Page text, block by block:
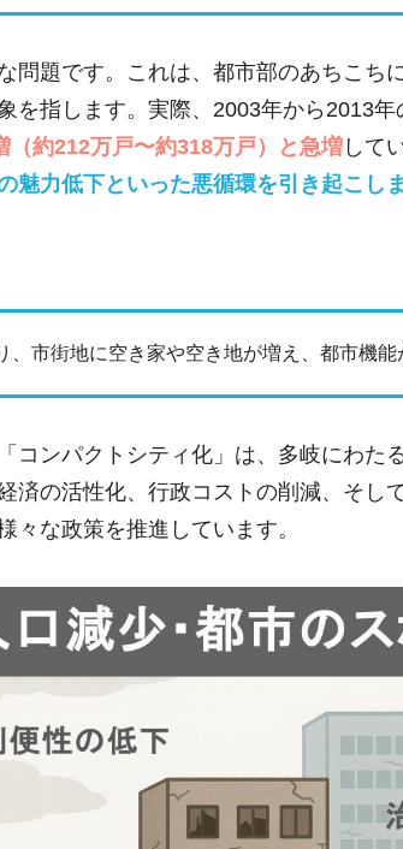
問題です。これは、都市部のあちこち
を指します。実際、2003年から2013年
約212万戸〜約318万戸）と急増 して
魅力低下といった悪循環を引き起こしま
市街地に空き家や空き地が増え、都市機能
コンパクトシティ化」は、多岐にわた
済の活性化、行政コストの削減、そし
々な政策を推進しています。